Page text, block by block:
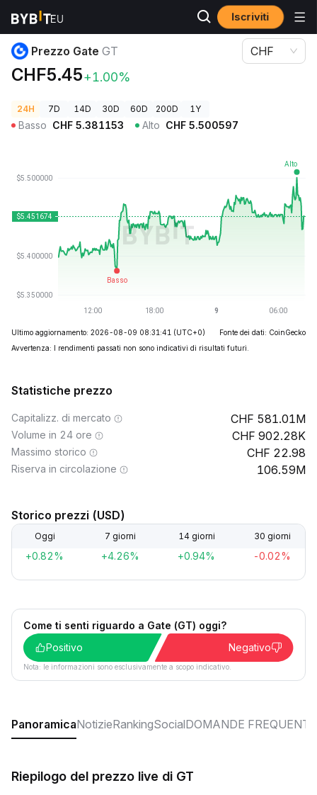
Iscriviti
Prezzi Crypto
Prezzo Gate GT
CHF5.45+1.00%
CHF
24H 7D 14D 30D 60D 200D 1Y
Basso CHF 5.381153 Alto CHF 5.500597
Ultimo aggiornamento: 2026-08-09 08:31:41 (UTC+0)
Fonte dei dati: CoinGecko
Avvertenza: I rendimenti passati non sono indicativi di risultati futuri.
Statistiche prezzo
Capitalizz. di mercato 581.01M
Volume in 24 ore 902.28K
Massimo storico 22.98
Riserva in circolazione 106.59M
Storico prezzi (USD)
Oggi 7 giorni 14 giorni 30 giorni
+0.82% +4.26% +0.94% -0.02%
Come ti senti riguardo a Gate (GT) oggi?
Positivo
Negativo
Nota: le informazioni sono esclusivamente a scopo indicativo.
PanoramicaNotizieRankingSocialDOMANDE FREQUENTI
Riepilogo del prezzo live di GT